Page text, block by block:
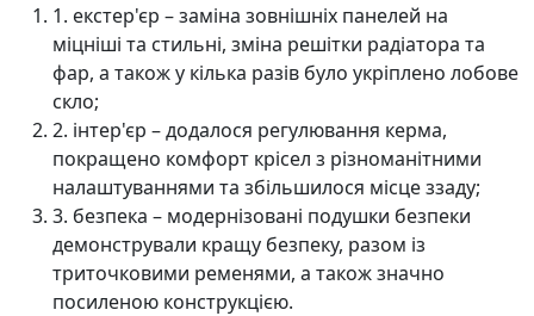
1. екстер'єр – заміна зовнішніх панелей на
міцніші та стильні, зміна решітки радіатора та
фар, а також у кілька разів було укріплено лобове
скло;
2. інтер'єр – додалося регулювання керма,
покращено комфорт крісел з різноманітними
налаштуваннями та збільшилося місце ззаду;
3. безпека – модернізовані подушки безпеки
демонстрували кращу безпеку, разом із
триточковими ременями, а також значно
посиленою конструкцією.